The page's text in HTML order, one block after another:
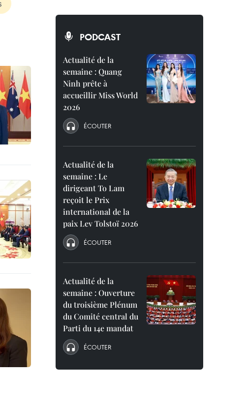
PODCAST
Actualité de la
semaine : Quang
Ninh prête à
accueillir Miss World
2026
ÉCOUTER
Actualité de la
semaine : Le
dirigeant To Lam
reçoit le Prix
international de la
paix Lev Tolstoï 2026
ÉCOUTER
Actualité de la
semaine : Ouverture
du troisième Plénum
du Comité central du
Parti du 14e mandat
ÉCOUTER